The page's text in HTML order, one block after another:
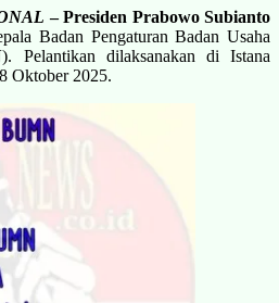
– Presiden Prabowo Subianto
Badan Pengaturan Badan Usaha
). Pelantikan dilaksanakan di Istana
Oktober 2025.